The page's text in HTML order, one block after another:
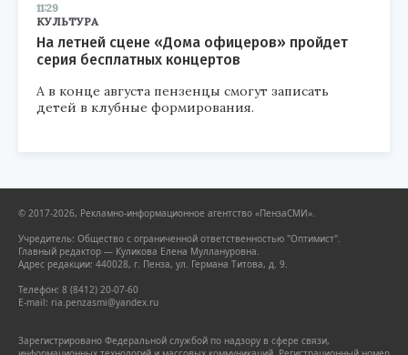
11:29
КУЛЬТУРА
На летней сцене «Дома офицеров» пройдет
серия бесплатных концертов
А в конце августа пензенцы смогут записать
детей в клубные формирования.
© 2017-2026, Рекламно-информационное агентство «ПензаСМИ».
Учредитель: Общество с ограниченной ответственностью "Оптимист".
Главный редактор — Куликова Елена Муллануровна.
Адрес редакции: 440028, г. Пенза, ул. Германа Титова, д. 9.
Телефон: 8 (8412) 20-07-60
E-mail: ria.penzasmi@yandex.ru
Зарегистрировано Федеральной службой по надзору в сфере связи,